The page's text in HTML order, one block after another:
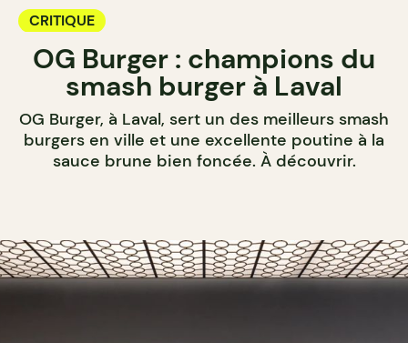
CRITIQUE
OG Burger : champions du
smash burger à Laval
OG Burger, à Laval, sert un des meilleurs smash
burgers en ville et une excellente poutine à la
sauce brune bien foncée. À découvrir.